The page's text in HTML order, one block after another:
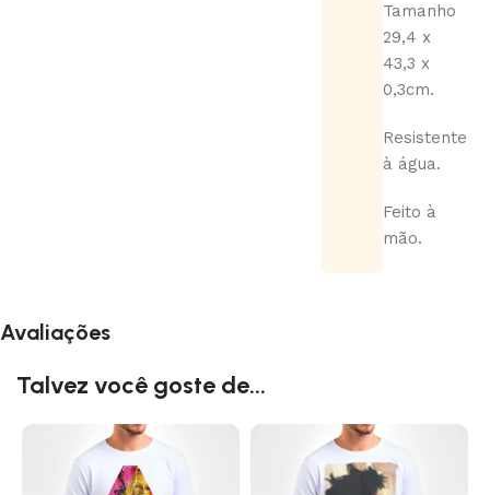
Tamanho
29,4 x
43,3 x
0,3cm.
Resistente
à água.
Feito à
mão.
Avaliações
Talvez você goste de...